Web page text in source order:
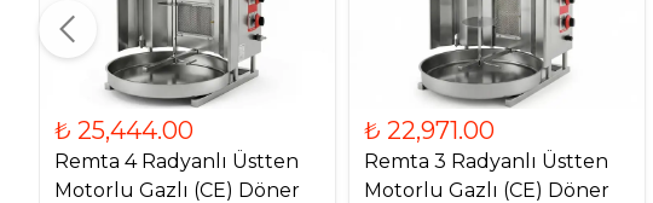
₺ 25,444.00
Remta 4 Radyanlı Üstten
Motorlu Gazlı (CE) Döner
₺ 22,971.00
Remta 3 Radyanlı Üstten
Motorlu Gazlı (CE) Döner